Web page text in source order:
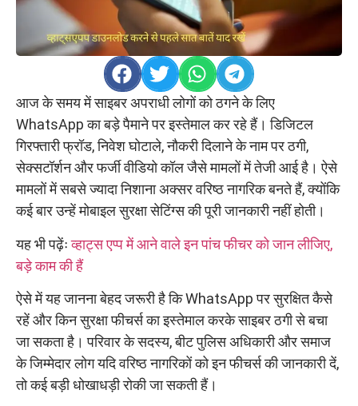
आज के समय में साइबर अपराधी लोगों को ठगने के लिए
WhatsApp का बड़े पैमाने पर इस्तेमाल कर रहे हैं। डिजिटल
गिरफ्तारी फ्रॉड, निवेश घोटाले, नौकरी दिलाने के नाम पर ठगी,
सेक्सटॉर्शन और फर्जी वीडियो कॉल जैसे मामलों में तेजी आई है। ऐसे
मामलों में सबसे ज्यादा निशाना अक्सर वरिष्ठ नागरिक बनते हैं, क्योंकि
कई बार उन्हें मोबाइल सुरक्षा सेटिंग्स की पूरी जानकारी नहीं होती।
यह भी पढ़ेंःव्हाट्स एप्प में आने वाले इन पांच फीचर को जान लीजिए,
बड़े काम की हैं
ऐसे में यह जानना बेहद जरूरी है कि WhatsApp पर सुरक्षित कैसे
रहें और किन सुरक्षा फीचर्स का इस्तेमाल करके साइबर ठगी से बचा
जा सकता है। परिवार के सदस्य, बीट पुलिस अधिकारी और समाज
के जिम्मेदार लोग यदि वरिष्ठ नागरिकों को इन फीचर्स की जानकारी दें,
तो कई बड़ी धोखाधड़ी रोकी जा सकती हैं।